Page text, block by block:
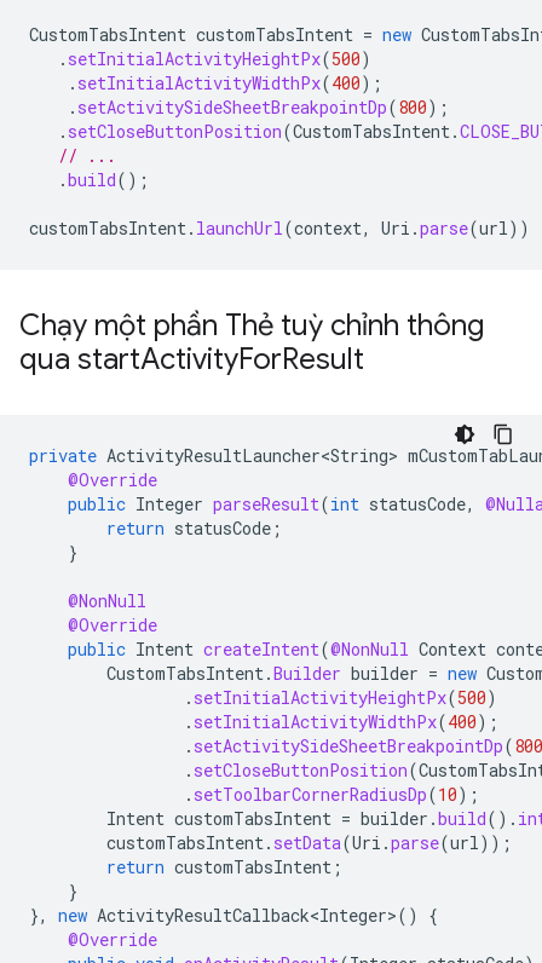
CustomTabsIntent customTabsIntent = new
. setInitialActivityHeightPx(500)
. setInitialActivityWidthPx(400);
. setActivitySideSheetBreakpointDp(800);
. setCloseButtonPosition(CustomTabsIntent.
// ...
.build();
customTabsIntent. launchUrl(context, Uri .parse(url))
Chạy một phần Thẻ tuỳ chỉnh thông
qua startActivityForResult
private ActivityResultLauncher<String>
@Override
public Integer parseResult(int statusCode,
return statusCode ;
}
@NonNull
@Override
public Intent createIntent(@NonNull Context
CustomTabsIntent.Builder builder = new
. setInitialActivityHeightPx(500)
. setInitialActivityWidthPx(400);
. setActivitySideSheetBreakpointDp(800
. setCloseButtonPosition(
. setToolbarCornerRadiusDp(10);
Intent customTabsIntent = builder .build().
customTabsIntent. setData(Uri .parse(url));
return customTabsIntent ;
}
},
new ActivityResultCallback<Integer>()
{
@Override